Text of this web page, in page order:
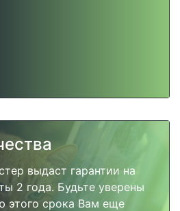
выдаст гарантии на
2 года. Будьте уверены
этого срока Вам еще